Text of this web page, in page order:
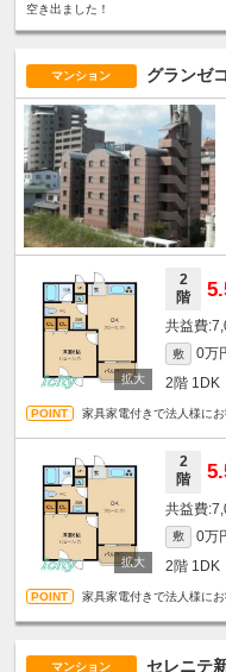
空き出ました！
マンション グランゼ
2
階
敷 0万
2階 1DK
家具家電付きで法人様に
2
階
敷 0万
2階 1DK
家具家電付きで法人様に
マンション セレニテ